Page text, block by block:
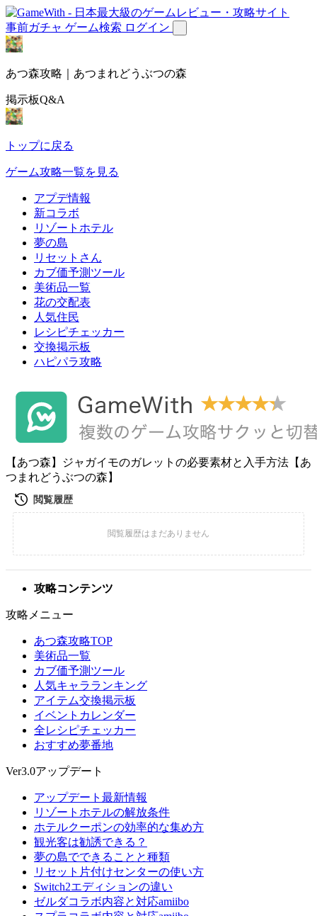
事前ガチャ ゲーム検索 ログイン
あつ森攻略｜あつまれどうぶつの森
掲示板Q&A
トップに戻る
ゲーム攻略一覧を見る
アプデ情報
新コラボ
リゾートホテル
夢の島
リセットさん
カブ価予測ツール
美術品一覧
花の交配表
人気住民
レシピチェッカー
交換掲示板
ハピパラ攻略
【あつ森】ジャガイモのガレットの必要素材と入手方法【あ
つまれどうぶつの森】
攻略コンテンツ
攻略メニュー
あつ森攻略TOP
美術品一覧
カブ価予測ツール
人気キャラランキング
アイテム交換掲示板
イベントカレンダー
全レシピチェッカー
おすすめ夢番地
Ver3.0アップデート
アップデート最新情報
リゾートホテルの解放条件
ホテルクーポンの効率的な集め方
観光客は勧誘できる？
夢の島でできることと種類
リセット片付けセンターの使い方
Switch2エディションの違い
ゼルダコラボ内容と対応amiibo